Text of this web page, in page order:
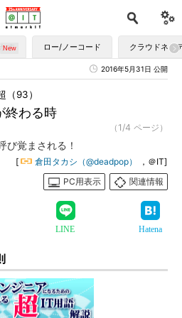
す ロー/ノーコード クラウドネイ
2016年5月31日 公開
終わる時
（93）
（1/4 ページ）
び覚まされる！
[ 倉田タカシ（@deadpop）
，＠IT]
PC用表示
関連情報
LINE Hatena